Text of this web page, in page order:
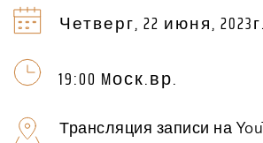
Четверг, 22 июня, 2023г.
19:00 Mоск.вр.
Трансляция записи на